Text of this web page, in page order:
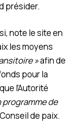
présider.
note le site en
les moyens
»afin de
pour la
l’Autorité
programme de
de paix.